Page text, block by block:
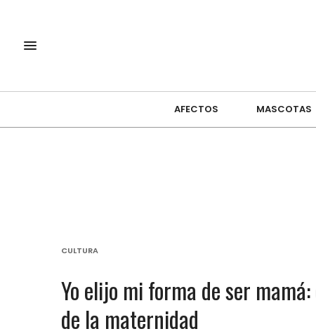
AFECTOS MASCOTAS
CULTURA
Yo elijo mi forma de ser
de la maternidad